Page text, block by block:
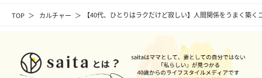
TOP カルチャー 【40代、ひとりはラクだけど寂しい】人間関係をうまく築く